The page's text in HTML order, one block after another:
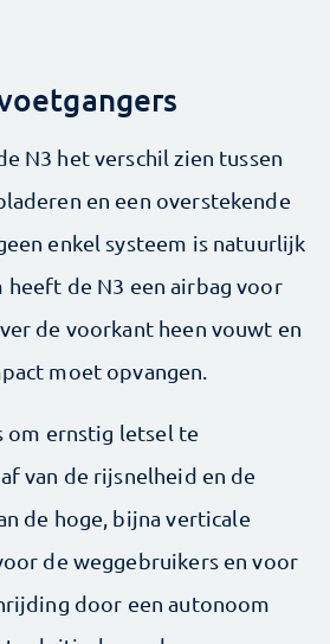
N3 het verschil zien tussen
en een overstekende
enkel systeem is natuurlijk
heeft de N3 een airbag voor
de voorkant heen vouwt en
moet opvangen.
ernstig letsel te
van de rijsnelheid en de
de hoge, bijna verticale
de weggebruikers en voor
door een autonoom